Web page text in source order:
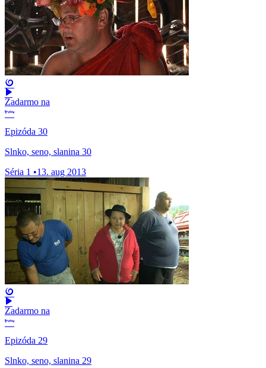
Zadarmo na
Epizóda 30
Slnko, seno, slanina 30
Séria 1 •13. aug 2013
Zadarmo na
Epizóda 29
Slnko, seno, slanina 29